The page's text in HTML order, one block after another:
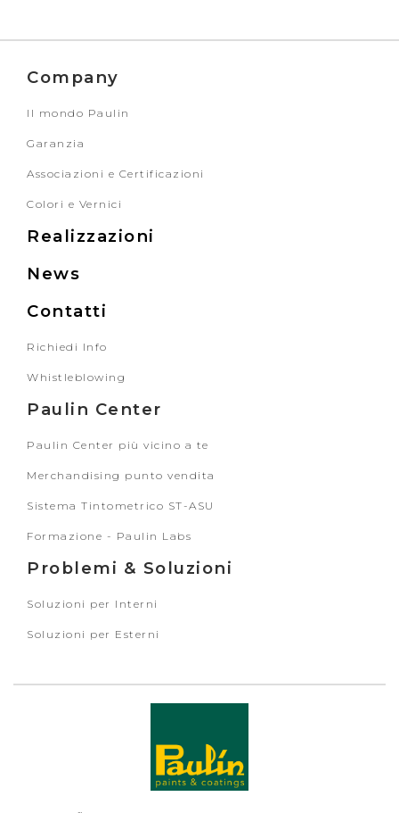
Company
Il mondo Paulin
Garanzia
Associazioni e Certificazioni
Colori e Vernici
Realizzazioni
News
Contatti
Richiedi Info
Whistleblowing
Paulin Center
Paulin Center più vicino a te
Merchandising punto vendita
Sistema Tintometrico ST-ASU
Formazione - Paulin Labs
Problemi & Soluzioni
Soluzioni per Interni
Soluzioni per Esterni